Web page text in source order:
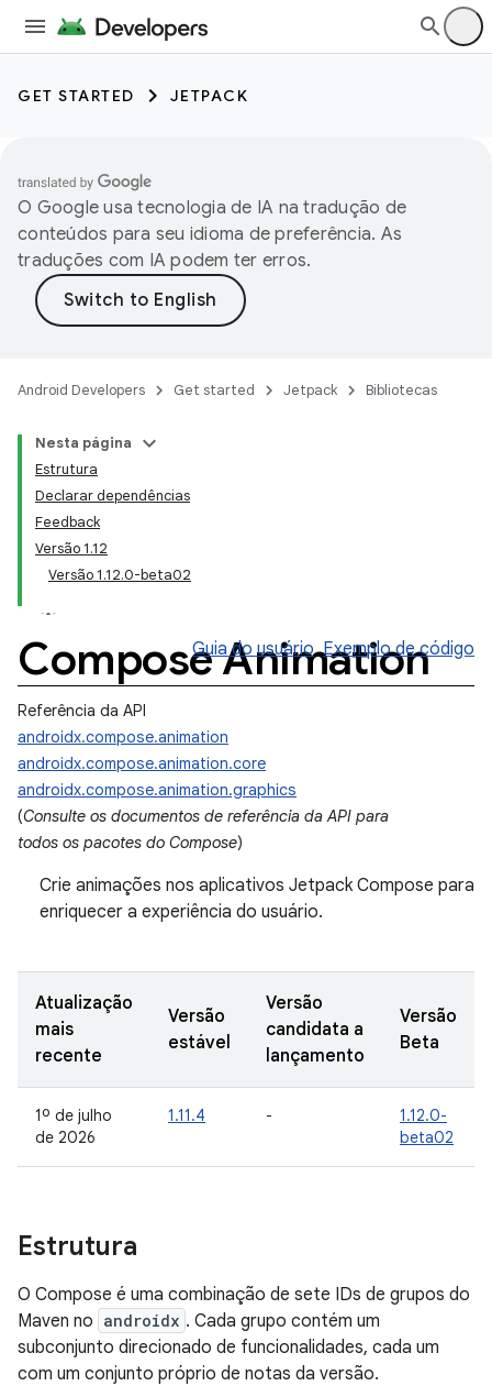
GET STARTED JETPACK
O Google usa tecnologia de IA na tradução de
conteúdos para seu idioma de preferência. As
traduções com IA podem ter erros.
Android Developers Get started Jetpack Bibliotecas
Nesta página
Estrutura
Declarar dependências
Feedback
Versão 1.12
Versão 1.12.0-beta02
Compose Animation
Guia do usuário Exemplo de código
Referência da API
androidx.compose.animation
androidx.compose.animation.core
androidx.compose.animation.graphics
(Consulte os documentos de referência da API para
todos os pacotes do Compose)
Crie animações nos aplicativos Jetpack Compose para
enriquecer a experiência do usuário.
Atualização
mais
recente
Versão
estável
Versão
candidata a
lançamento
Versão
Beta
1º de julho
de 2026
1.11.4 -
1.12.0-
beta02
Estrutura
O Compose é uma combinação de sete IDs de grupos do
Maven no androidx . Cada grupo contém um
subconjunto direcionado de funcionalidades, cada um
com um conjunto próprio de notas da versão.